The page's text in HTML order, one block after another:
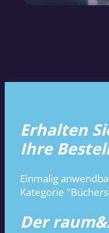
Erhalten
Ihre
Einmalig
Kategorie
Der